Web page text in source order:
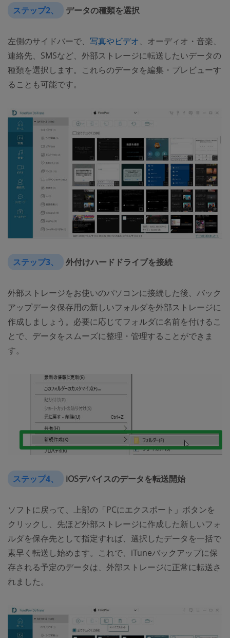
ステップ2、 データの種類を選択
左側のサイドバーで、 写真やビデオ、オーディオ・音楽、
連絡先、SMSなど、外部ストレージに転送したいデータの
種類を選択します。これらのデータを編集・プレビューす
ることも可能です。
ステップ3、 外付けハードドライブを接続
外部ストレージをお使いのパソコンに接続した後、バック
アップデータ保存用の新しいフォルダを外部ストレージに
作成しましょう。必要に応じてフォルダに名前を付けるこ
とで、データをスムーズに整理・管理することができま
す。
ステップ4、 iOSデバイスのデータを転送開始
ソフトに戻って、上部の「PCにエクスポート」ボタンを
クリックし、先ほど外部ストレージに作成した新しいフォ
ルダを保存先として指定すれば、選択したデータを一括で
素早く転送し始めます。これで、iTuneバックアップに保
存される予定のデータは、外部ストレージに正常に転送さ
れました。